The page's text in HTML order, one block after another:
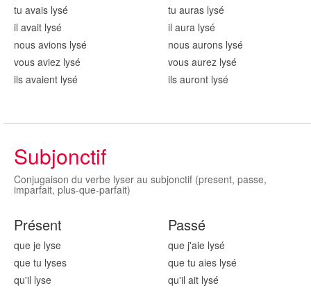
tu avais lysé
il avait lysé
nous avions lysé
vous aviez lysé
ils avaient lysé
tu auras lysé
il aura lysé
nous aurons lysé
vous aurez lysé
ils auront lysé
Subjonctif
Conjugaison du verbe lyser au subjonctif (present, passe,
imparfait, plus-que-parfait)
Présent
que je lyse
que tu lyses
qu'il lyse
Passé
que j'aie lysé
que tu aies lysé
qu'il ait lysé